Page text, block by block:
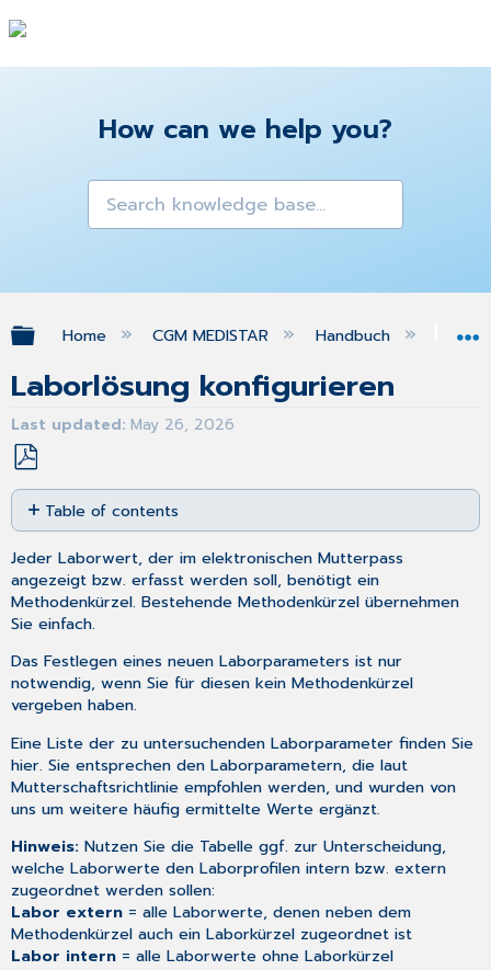
How can we help you?
Expand/collapse global hierarchy
Home CGM MEDISTAR Handbuch
Laborlösung konfigurieren
Last updated May 26, 2026
Save
as
PDF
Table of contents
festlegen
Laborkürzel
Gravidogramm
konfigurieren
Konfiguration
"Hinweis
Anti-
Prophylaxe"
Konfiguration
Laborkürzel
Gravidogramm
Jeder Laborwert, der im elektronischen Mutterpass
angezeigt bzw. erfasst werden soll, benötigt ein
Methodenkürzel. Bestehende Methodenkürzel übernehmen
Sie einfach.
Das Festlegen einesneuen Laborparameters ist nur
notwendig, wenn Sie für diesen kein Methodenkürzel
vergeben haben.
Eine Liste der zu untersuchenden Laborparameter finden Sie
hier. Sie entsprechen den Laborparametern, die laut
Mutterschaftsrichtlinie empfohlen werden, und wurden von
uns um weitere häufig ermittelte Werte ergänzt.
Hinweis:Nutzen Sie die Tabelle ggf. zur Unterscheidung,
welche Laborwerte den Laborprofilen intern bzw. extern
zugeordnet werden sollen:
Labor extern = alle Laborwerte, denen neben dem
Methodenkürzel auch ein Laborkürzel zugeordnet ist
Labor intern = alle Laborwerteohne Laborkürzel